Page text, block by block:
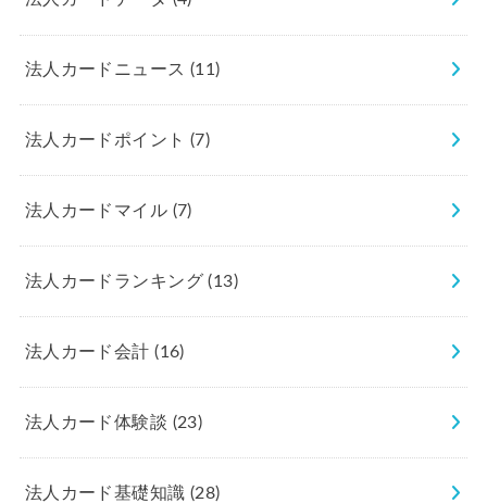
法人カードニュース (11)
法人カードポイント (7)
法人カードマイル (7)
法人カードランキング(13)
法人カード会計(16)
法人カード体験談 (23)
法人カード基礎知識 (28)